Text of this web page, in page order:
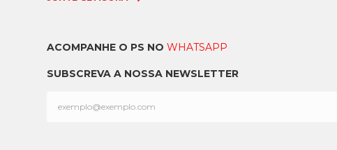
ACOMPANHE O PS NOWHATSAPP
SUBSCREVA A NOSSA NEWSLETTER